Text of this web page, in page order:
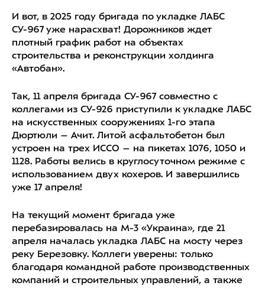
И вот, в 2025 году бригада по укладке ЛАБС
СУ-967 уже нарасхват! Дорожников ждет
плотный график работ на объектах
строительства и реконструкции холдинга
«Автобан».
Так, 11 апреля бригада СУ-967 совместно с
коллегами из СУ-926 приступили к укладке ЛАБС
на искусственных сооружениях 1-го этапа
Дюртюли – Ачит. Литой асфальтобетон был
устроен на трех ИССО – на пикетах 1076, 1050 и
1128. Работы велись в круглосуточном режиме с
использованием двух кохеров. И завершились
уже 17 апреля!
На текущий момент бригада уже
перебазировалась на М-3 «Украина», где 21
апреля началась укладка ЛАБС на мосту через
реку Березовку. Коллеги уверены: только
благодаря командной работе производственных
компаний и строительных управлений, а также